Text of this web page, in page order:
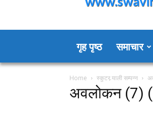
गृह पृष्ठ समाचार
Home स्कुटर र्‍याली सम्पन्न
अवलोकन (7)